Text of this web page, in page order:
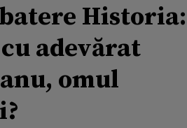
Historia:
adevărat
omul